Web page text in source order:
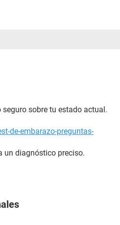
sobre tu estado actual.
de-embarazo-preguntas-
un diagnóstico preciso.